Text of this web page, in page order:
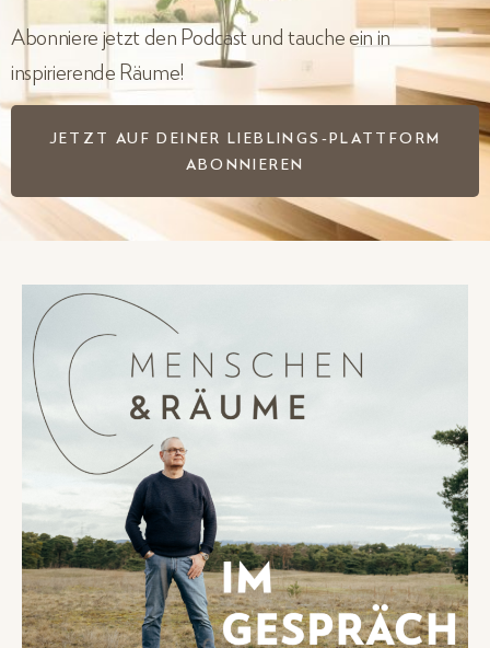
Abonniere jetzt den Podcast und tauche ein in
inspirierende Räume!
JETZT AUF DEINER LIEBLINGS-PLATTFORM
ABONNIEREN